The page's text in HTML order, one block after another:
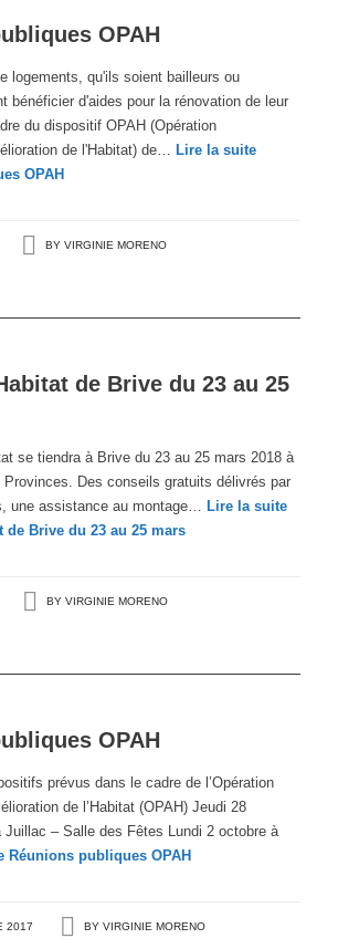
OPAH
logements, qu'ils soient bailleurs ou
bénéficier d'aides pour la rénovation de leur
du dispositif OPAH (Opération
de l'Habitat) de… Lire la suite
OPAH
BY VIRGINIE MORENO
de Brive du 23 au 25
se tiendra à Brive du 23 au 25 mars 2018 à
Provinces. Des conseils gratuits délivrés par
une assistance au montage… Lire la suite
de Brive du 23 au 25 mars
BY VIRGINIE MORENO
OPAH
prévus dans le cadre de l’Opération
de l’Habitat (OPAH) Jeudi 28
Juillac – Salle des Fêtes Lundi 2 octobre à
Réunions publiques OPAH
2017 BY VIRGINIE MORENO